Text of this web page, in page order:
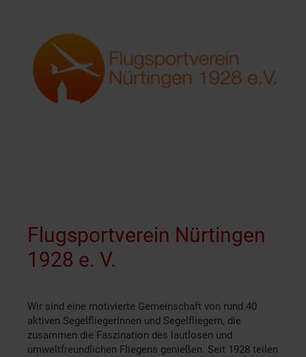
Flugsportverein Nürtingen
1928 e. V.
Wir sind eine motivierte Gemeinschaft von rund 40
aktiven Segelfliegerinnen und Segelfliegern, die
zusammen die Faszination des lautlosen und
umweltfreundlichen Fliegens genießen. Seit 1928 teilen